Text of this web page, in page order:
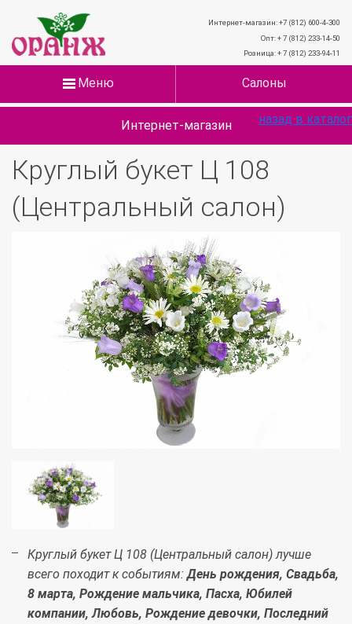
Интернет-магазин: +7 (812) 600-4-300
Опт: + 7 (812) 233-14-50
Розница: + 7 (812) 233-94-11
Меню Салоны
Интернет-магазин
Круглый букет Ц 108
(Центральный салон)
назад в каталог
Круглый букет Ц 108 (Центральный салон) лучше
всего походит к событиям:День рождения, Свадьба,
8 марта, Рождение мальчика, Пасха, Юбилей
компании, Любовь, Рождение девочки, Последний